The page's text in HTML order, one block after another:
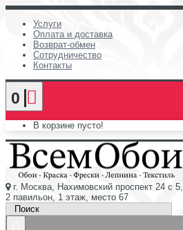
Услуги
Оплата и доставка
Возврат-обмен
Сотрудничество
Контакты
0
В корзине пусто!
г. Москва, Нахимовский проспект 24 с 5,
2 павильон, 1 этаж, место 67